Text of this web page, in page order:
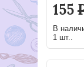
155
В
1 шт..